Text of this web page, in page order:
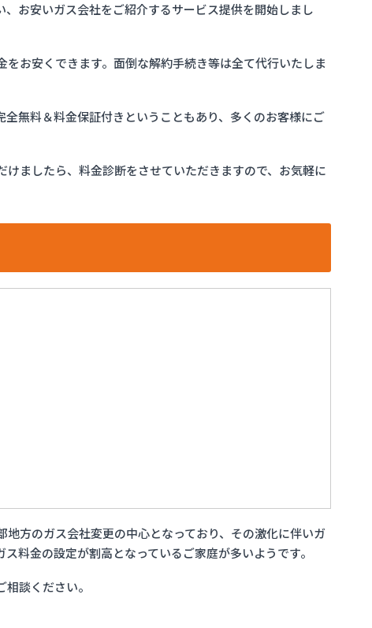
お安いガス会社をご紹介するサービス提供を開始しまし
お安くできます。面倒な解約手続き等は全て代行いたしま
無料＆料金保証付きということもあり、多くのお客様にご
ましたら、料金診断をさせていただきますので、お気軽に
方のガス会社変更の中心となっており、その激化に伴いガ
料金の設定が割高となっているご家庭が多いようです。
談ください。